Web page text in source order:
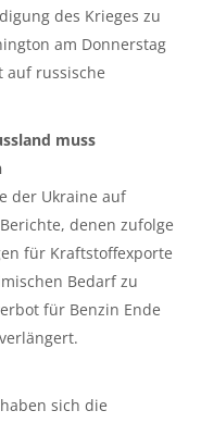
des Krieges zu
am Donnerstag
auf russische
muss
der Ukraine auf
denen zufolge
für Kraftstoffexporte
Bedarf zu
für Benzin Ende
sich die